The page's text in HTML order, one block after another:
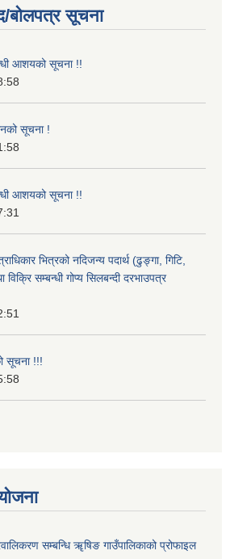
बोलपत्र सूचना
आशयको सूचना !!
सूचना !
आशयको सूचना !!
भित्रको नदिजन्य पदार्थ (ढुङ्गा, गिटि,
सम्बन्धी गोप्य सिलबन्दी दरभाउपत्र
सूचना !!!
सम्बन्धि ॠषिङ गाउँपालिकाको प्रोफाइल